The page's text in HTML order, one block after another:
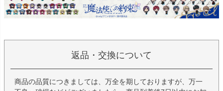
返品・交換について
商品の品質につきましては、万全を期しておりますが、万一